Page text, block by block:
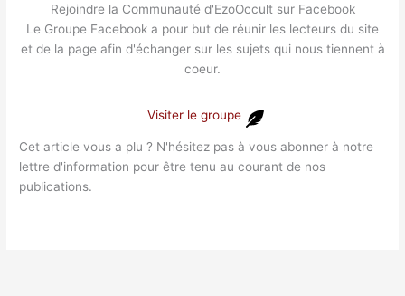
Rejoindre la Communauté d'EzoOccult sur Facebook
Le Groupe Facebook a pour but de réunir les lecteurs du site
et de la page afin d'échanger sur les sujets qui nous tiennent à
coeur.
Visiter le groupe
Cet article vous a plu ? N'hésitez pas à vous abonner à notre
lettre d'information pour être tenu au courant de nos
publications.